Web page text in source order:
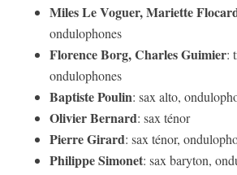
Miles Le Voguer, Mariette
ondulophones
Florence Borg, Charles Guimier:
ondulophones
Baptiste Poulin: sax alto,
Olivier Bernard: sax ténor
Pierre Girard: sax ténor,
Philippe Simonet: sax baryton,